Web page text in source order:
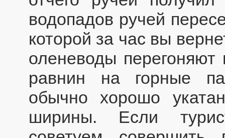
водопадов ручей
которой за час вы
оленеводы
равнин на горные
обычно хорошо
ширины. Если